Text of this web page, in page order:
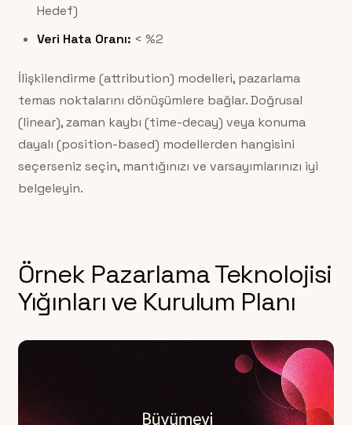
Hedef)
Veri Hata Oranı: < %2
İlişkilendirme (attribution) modelleri, pazarlama
temas noktalarını dönüşümlere bağlar. Doğrusal
(linear), zaman kaybı (time-decay) veya konuma
dayalı (position-based) modellerden hangisini
seçerseniz seçin, mantığınızı ve varsayımlarınızı iyi
belgeleyin.
Örnek Pazarlama Teknolojisi
Yığınları ve Kurulum Planı